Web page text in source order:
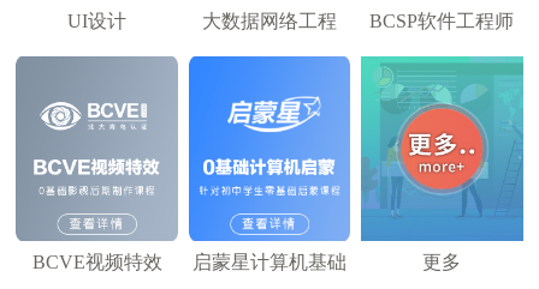
UI设计 大数据网络工程 BCSP软件工程师
BCVE视频特效 启蒙星计算机基础 更多